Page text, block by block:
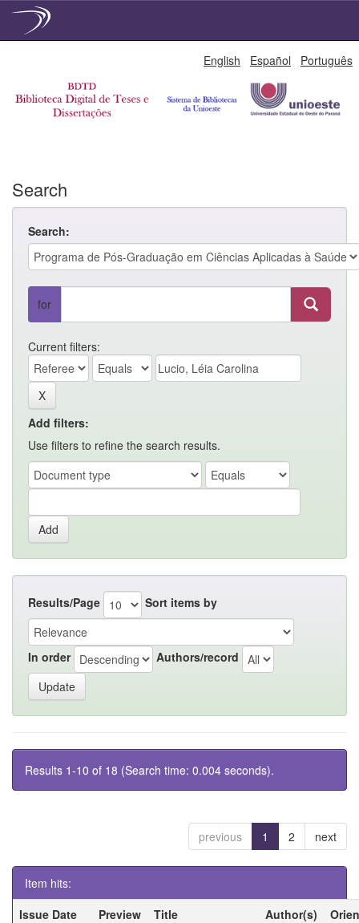
English Español Português
Search
Search:
for
Current filters:
Add filters:
Use filters to refine the search results.
Results/Page Sort items by
In order Authors/record
Results 1-10 of 18 (Search time: 0.004 seconds).
previous 1 2 next
Item hits:
Issue Date
Preview Title Author(s)